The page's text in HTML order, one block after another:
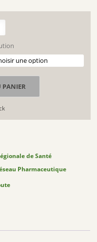
PANIER
de Santé
Pharmaceutique